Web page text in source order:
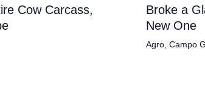
Cow Carcass,
Broke a
New One
Agro, Campo